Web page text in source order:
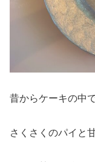
昔からケーキの中
さくさくのパイと